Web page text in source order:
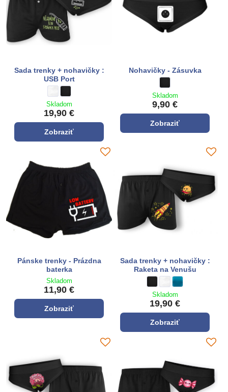
Sada trenky + nohavičky :
USB Port
Skladom
19,90 €
Zobraziť
Nohavičky - Zásuvka
Skladom
9,90 €
Zobraziť
Pánske trenky - Prázdna
baterka
Skladom
11,90 €
Zobraziť
Sada trenky + nohavičky :
Raketa na Venušu
Sada trenky + nohavičky :
Sada trenky +
bielaSada trenky +
tyrkysová modrá
Skladom
19,90 €
Zobraziť